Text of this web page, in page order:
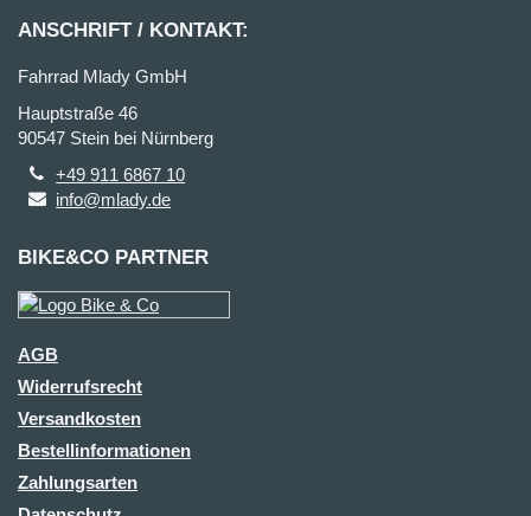
ANSCHRIFT / KONTAKT:
Fahrrad Mlady GmbH
Hauptstraße 46
90547 Stein bei Nürnberg
+49 911 6867 10
info@mlady.de
BIKE&CO PARTNER
AGB
Widerrufsrecht
Versandkosten
Bestellinformationen
Zahlungsarten